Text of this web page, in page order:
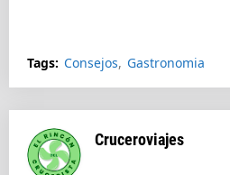
Tags: Consejos Gastronomia
Cruceroviajes